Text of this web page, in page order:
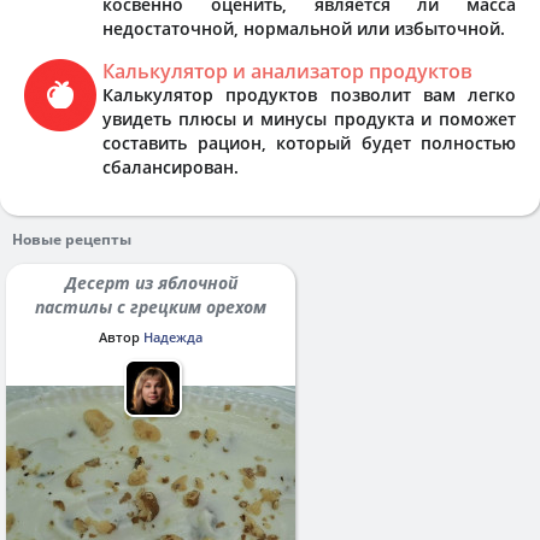
недостаточной, нормальной или избыточной.
Калькулятор и анализатор продуктов
Калькулятор продуктов позволит вам легко
увидеть плюсы и минусы продукта и поможет
составить рацион, который будет полностью
сбалансирован.
Новые рецепты
Десерт из яблочной
пастилы с грецким орехом
Автор Надежда